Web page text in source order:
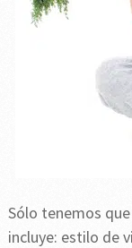
Sólo tenemos
incluye: estilo de